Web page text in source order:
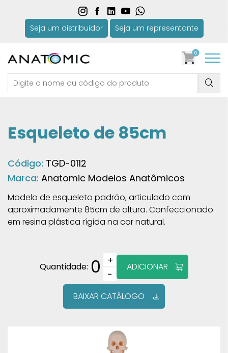
Seja um distribuidor Seja um representante
0
Esqueleto de 85cm
Código: TGD-0112
Marca: Anatomic Modelos Anatômicos
Modelo de esqueleto padrão, articulado com
aproximadamente 85cm de altura. Confeccionado
em resina plástica rígida na cor natural.
Quantidade: 0
+
−
ADICIONAR
BAIXAR CATÁLOGO